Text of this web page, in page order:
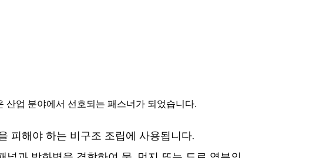
업 분야에서 선호되는 패스너가 되었습니다.
피해야 하는 비구조 조립에 사용됩니다.